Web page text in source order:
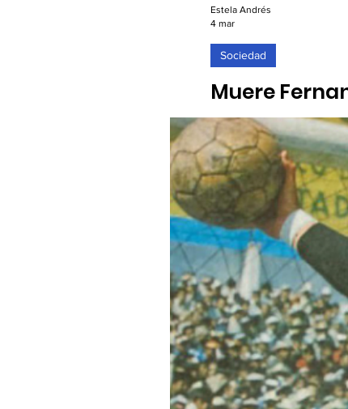
Muere
Alcobendas
04/03/2026. El creador
Paz en 2018,
Sociedad
Estela Andrés
4 mar